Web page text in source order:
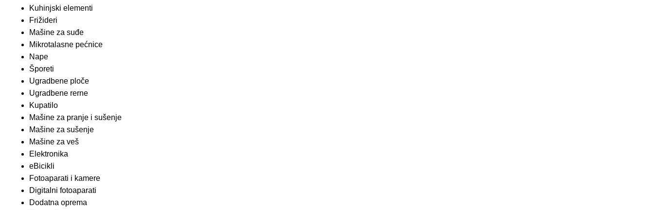
Kuhinjski elementi
Frižideri
Mašine za suđe
Mikrotalasne pećnice
Nape
Šporeti
Ugradbene ploče
Ugradbene rerne
Kupatilo
Mašine za pranje i sušenje
Mašine za sušenje
Mašine za veš
Elektronika
eBicikli
Fotoaparati i kamere
Digitalni fotoaparati
Dodatna oprema